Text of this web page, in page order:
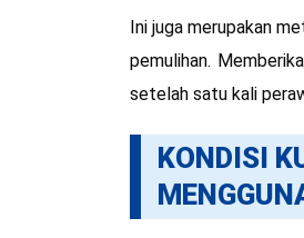
Ini juga merupakan
pemulihan.
setelah satu kali
KONDISI